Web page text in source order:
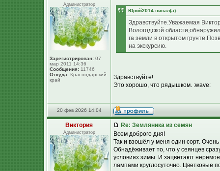
Администратор
Зарегистрирован: 07
мар 2011 14:36
Сообщения: 11746
Откуда: Краснодарский
край
Юpий2014 писал(а):
Здравствуйте.Уважаемая
Вологодской
га земли в открытом
на экскурсию.
Здравствуйте!
Это хорошо, что рядышком. :wave:
20 фев 2026 14:04
Виктория
Администратор
Re: Земляника из семян
Всем доброго дня!
Так и взошёл у меня один сорт.
Обнадёживает то, что у сеянцев
условиях зимы. И зацветают
лампами круглосуточно. Цветковые